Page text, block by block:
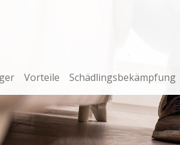
Vorteile Schädlingsbekämpfung